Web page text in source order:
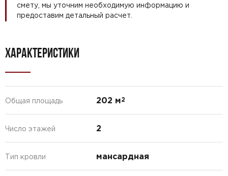
смету, мы уточним необходимую информацию и
предоставим детальный расчет.
ХАРАКТЕРИСТИКИ
Общая площадь 202 м2
Число этажей 2
Тип кровли мансардная